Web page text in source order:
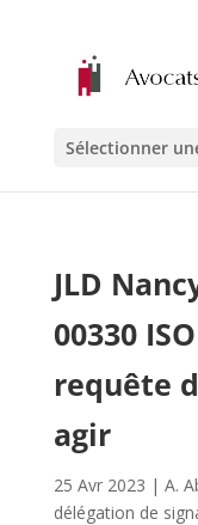
Sélectionner
JLD
00330
requête
agir
25 Avr 2023 | A.
délégation de